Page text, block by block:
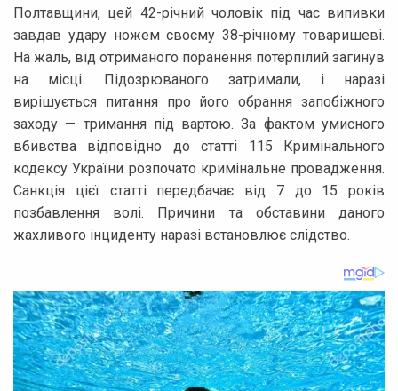
Полтавщини, цей 42-річний чоловік під час випивки
завдав удару ножем своєму 38-річному товаришеві.
На жаль, від отриманого поранення потерпілий загинув
на місці. Підозрюваного затримали, і наразі
вирішується питання про його обрання запобіжного
заходу — тримання під вартою. За фактом умисного
вбивства відповідно до статті 115 Кримінального
кодексу України розпочато кримінальне провадження.
Санкція цієї статті передбачає від 7 до 15 років
позбавлення волі. Причини та обставини даного
жахливого інциденту наразі встановлює слідство.